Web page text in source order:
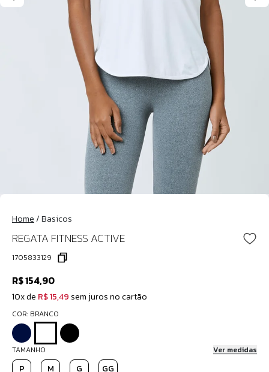
Home/Basicos
REGATA FITNESS ACTIVE
1705833129
R$ 154,90
10x de R$ 15,49 sem juros no cartão
COR: BRANCO
TAMANHO Ver medidas
P M G GG